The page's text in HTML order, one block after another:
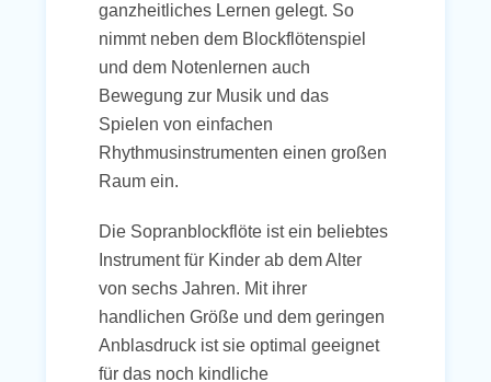
ganzheitliches Lernen gelegt. So
nimmt neben dem Blockflötenspiel
und dem Notenlernen auch
Bewegung zur Musik und das
Spielen von einfachen
Rhythmusinstrumenten einen großen
Raum ein.
Die Sopranblockflöte ist ein beliebtes
Instrument für Kinder ab dem Alter
von sechs Jahren. Mit ihrer
handlichen Größe und dem geringen
Anblasdruck ist sie optimal geeignet
für das noch kindliche